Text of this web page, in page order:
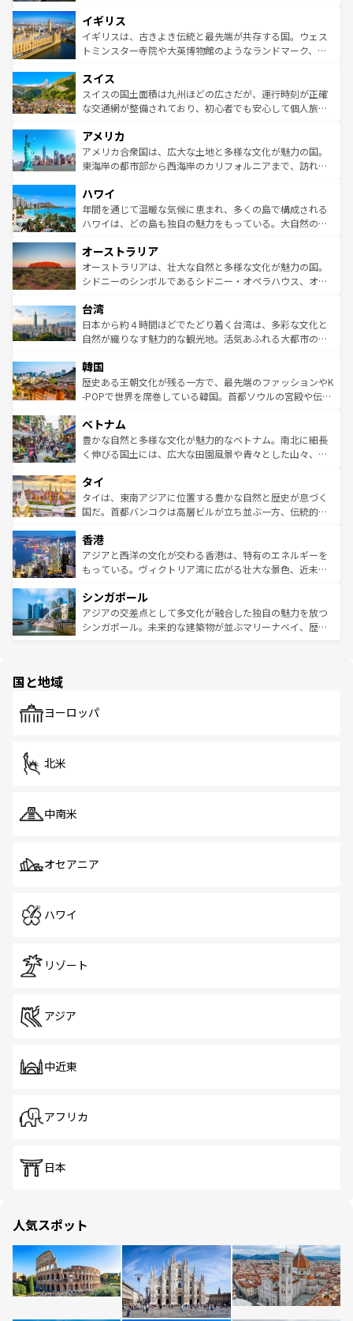
いる。シャンパンの発祥地であるランス、プロヴァンスの
香り高いラベンダー畑など、多彩な楽しみ方が可能だ。さ
らに、パリ以外の地域にも魅力が溢れており、どの街角に
れる地方に足を運ぶとそれぞれで全く異なる文化を体験で
きるだろう。 なお、新着のフランス情報はコンテンツ一覧
を参照してほしい。
顔を持つこの国は、どこを歩いても飽きることがない。ベ
ルリンの文化的活気、バイエルン州のアルプスの絶景、そ
してライン川沿いのワイン畑といった風景は必見。ビール
は、お酒好きな人にはぜひ体験してほしい。 なお、新着の
ドイツ情報はコンテンツ一覧を参照してほしい。
イギリス
イギリスは、古きよき伝統と最先端が共存する国。ウェス
トミンスター寺院や大英博物館のようなランドマーク、歴
リアごとに異なる魅力がある。また、優雅なアフタヌーン
ティー、ビール好きにはたまらない英国パブ、サッカー観
戦など、本場だからこそできる体験も豊富。イギリスを旅
ンツ一覧を参照してほしい。
スイス
スイスの国土面積は九州ほどの広さだが、運行時刻が正確
な交通網が整備されており、初心者でも安心して個人旅行
の建物がそのまま残る町や、スイスならではのユニークな
博物館もあり、アルプス観光だけでなく町歩きも満喫する
ことができる。国民の所得が高いため物価も高いが、旅行
ば市内交通費無料で観光を楽しむこともできる。 なお、新
着のスイス情報はコンテンツ一覧 を参照してほしい。
アメリカ
アメリカ合衆国は、広大な土地と多様な文化が魅力の国。
東海岸の都市部から西海岸のカリフォルニアまで、訪れる
のような巨大都市は、観光、ショッピング、エンターテイ
ンメントが詰まった刺激的なスポットだ。一方、アメリカ
西部には大自然が広がり、グランドキャニオンやイエロー
部のニューオーリンズでは、音楽と美食が融合した独特の
文化が魅力。旅行者はアメリカの各地域で異なる魅力を楽
しみながら、その多様性と豊かな歴史を感じることができ
ならではの贅沢な旅のスタイルだ。 なお、新着のアメリカ
情報はコンテンツ一覧を参照してほしい。
ハワイ
年間を通じて温暖な気候に恵まれ、多くの島で構成される
ハワイは、どの島も独自の魅力をもっている。大自然の神
ワイ島は見逃せない。また、定番の観光地といえばオアフ
島だが、静かな自然を求めるならマウイ島やカウアイ島が
おすすめ。エメラルドグリーンに輝く海をはじめ、豊かな
れるおもてなしの心で訪れる人々を迎えてくれるハワイの
人々、おいしいローカルフードやハワイアンミュージッ
ク、伝統的なフラダンスなど、すべてがハワイの魅力を彩
ワイを、存分に味わってほしい。 なお、新着のハワイ情報
はコンテンツ一覧を参照してほしい。
オーストラリア
オーストラリアは、壮大な自然と多様な文化が魅力の国。
シドニーのシンボルであるシドニー・オペラハウス、オー
リアリーフや大陸中央部にそびえるウルル（エアーズロッ
ク）、タスマニアの美しい原生林やケアンズの熱帯雨林な
ど、見どころがたくさん。また、カフェやワイン、オージ
いる。アクティビティも充実しており、サーフィンやダイ
ビング、ハイキングなど、アウトドア好きにはたまらな
い。オーストラリアの多彩な魅力を存分に味わいつくそ
参照してほしい。
台湾
日本から約４時間ほどでたどり着く台湾は、多彩な文化と
自然が織りなす魅力的な観光地。活気あふれる大都市の台
ン）、静ひつな山岳地帯である台湾東部など、都市の喧騒
と山間の静けさが共存しており、訪れる人に新しい発見と
驚きをもたらしてくれる。また、奥深い台湾の食文化も魅
容にもいいと評判のスイーツなど、バラエティ豊かな料理
が味わえる。 なお、新着の台湾情報は コンテンツ一覧を参
照してほしい。
韓国
歴史ある王朝文化が残る一方で、最先端のファッションやK
-POPで世界を席巻している韓国。首都ソウルの宮殿や伝統
き、地方に足を延ばせば四季折々の自然美を楽しむことが
できる。そして、キムチや焼肉、絶品のストリートフード
まで、さまざまな韓国料理が待っている。夜には、韓国な
リティに包まれながら、韓国の多彩な魅力を心ゆくまで味
わってみてほしい。 なお、新着の韓国情報はコンテンツ一
覧を参照してほしい。
ベトナム
豊かな自然と多様な文化が魅力的なベトナム。南北に細長
く伸びる国土には、広大な田園風景や青々とした山々、世
急速な発展と共に伝統が息づく。ハノイの古い町並みやホ
ーチミン市のフランス統治時代の建物も、独特の雰囲気を
醸し出している。また、バラエティの豊かさとおいしさで
とつ。フォーやバインミー、ベトナムコーヒーなどは、ぜ
ひ現地で味わいたい。どの地域を訪れてもあたたかい人々
が旅行者を迎えてくれるので、きっと忘れられない旅にな
参照してほしい。
タイ
タイは、東南アジアに位置する豊かな自然と歴史が息づく
国だ。首都バンコクは高層ビルが立ち並ぶ一方、伝統的な
の活気が交差している。北部ではチェンマイなどの山岳地
帯で自然と触れ合い、南部ではプーケットやクラビの美し
いビーチでリゾート気分を楽しむことができる。タイ料理
激する。気候は一年中温暖で、どの季節にも異なる楽しみ
が待っている。親しみやすいタイの人々、仏教を中心とし
た文化、そして多様な観光資源が、訪れる旅人を魅了し続
香港
アジアと西洋の文化が交わる香港は、特有のエネルギーを
もっている。ヴィクトリア湾に広がる壮大な景色、近未来
み、どこを訪れても感動するはず。観光スポットが密集し
ており、効率よく見どころを回れるのも魅力。息をのむよ
うな絶景から文化的な体験まで、香港を存分に楽しみ尽く
シンガポール
アジアの交差点として多文化が融合した独自の魅力を放つ
シンガポール。未来的な建築物が並ぶマリーナベイ、歴史
で、ホーカーズは地元の風情を楽しめる外せないスポット
国と地域
ヨーロッパ
北米
中南米
オセアニア
ハワイ
リゾート
アジア
中近東
アフリカ
日本
人気スポット